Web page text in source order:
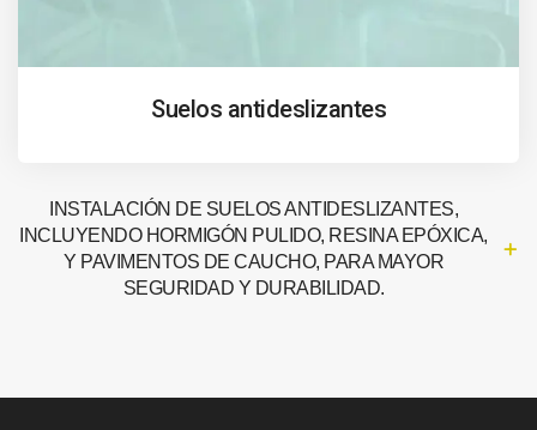
Suelos antideslizantes
INSTALACIÓN DE SUELOS ANTIDESLIZANTES,
INCLUYENDO HORMIGÓN PULIDO, RESINA EPÓXICA,
Y PAVIMENTOS DE CAUCHO, PARA MAYOR
SEGURIDAD Y DURABILIDAD.